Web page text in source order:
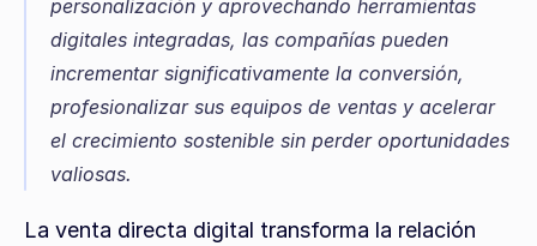
personalización y aprovechando herramientas
digitales integradas, las compañías pueden
incrementar significativamente la conversión,
profesionalizar sus equipos de ventas y acelerar
el crecimiento sostenible sin perder oportunidades
valiosas.
La venta directa digital transforma la relación